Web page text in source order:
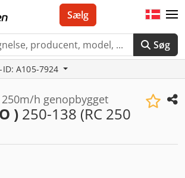
Søg
Sælg
A105-7924
h genopbygget
) 250-138 (RC 250